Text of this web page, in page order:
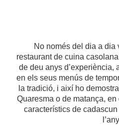
No només del dia a dia
restaurant de cuina
de deu anys d’experiència,
en els seus menús de
la tradició, i així ho
Quaresma o de matança,
característics de